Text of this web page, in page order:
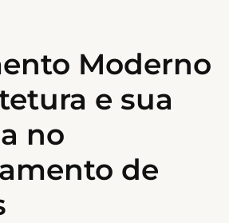
Moderno
e sua
no
de